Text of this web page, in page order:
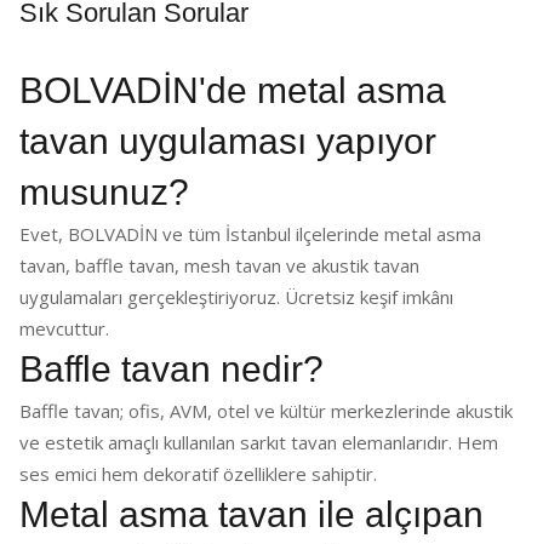
Sık Sorulan Sorular
BOLVADİN'de metal asma
tavan uygulaması yapıyor
musunuz?
Evet, BOLVADİN ve tüm İstanbul ilçelerinde metal asma
tavan, baffle tavan, mesh tavan ve akustik tavan
uygulamaları gerçekleştiriyoruz. Ücretsiz keşif imkânı
mevcuttur.
Baffle tavan nedir?
Baffle tavan; ofis, AVM, otel ve kültür merkezlerinde akustik
ve estetik amaçlı kullanılan sarkıt tavan elemanlarıdır. Hem
ses emici hem dekoratif özelliklere sahiptir.
Metal asma tavan ile alçıpan